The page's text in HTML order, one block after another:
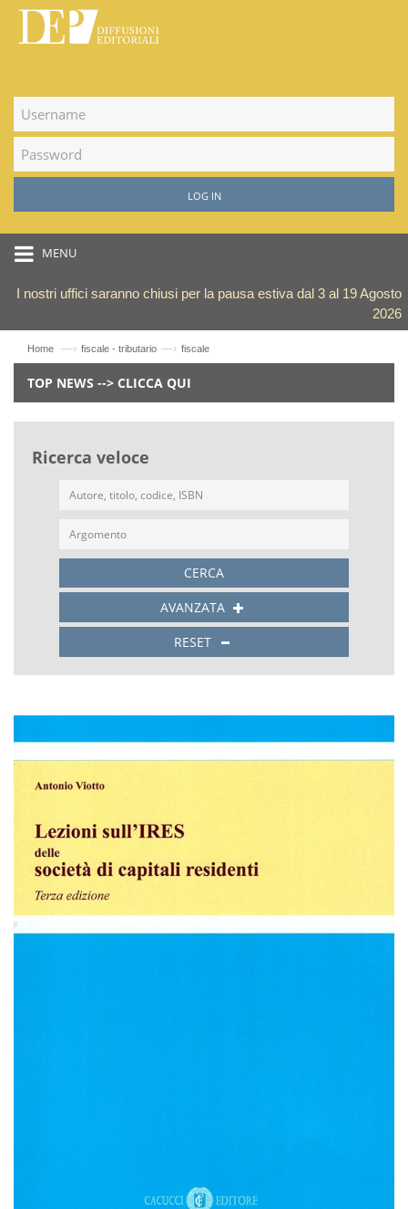
LOG IN
MENU
I nostri uffici saranno chiusi per la pausa estiva dal 3 al 19 Agosto
2026
Home —› fiscale - tributario —› fiscale
TOP NEWS --> CLICCA QUI
Ricerca veloce
CERCA
AVANZATA
RESET